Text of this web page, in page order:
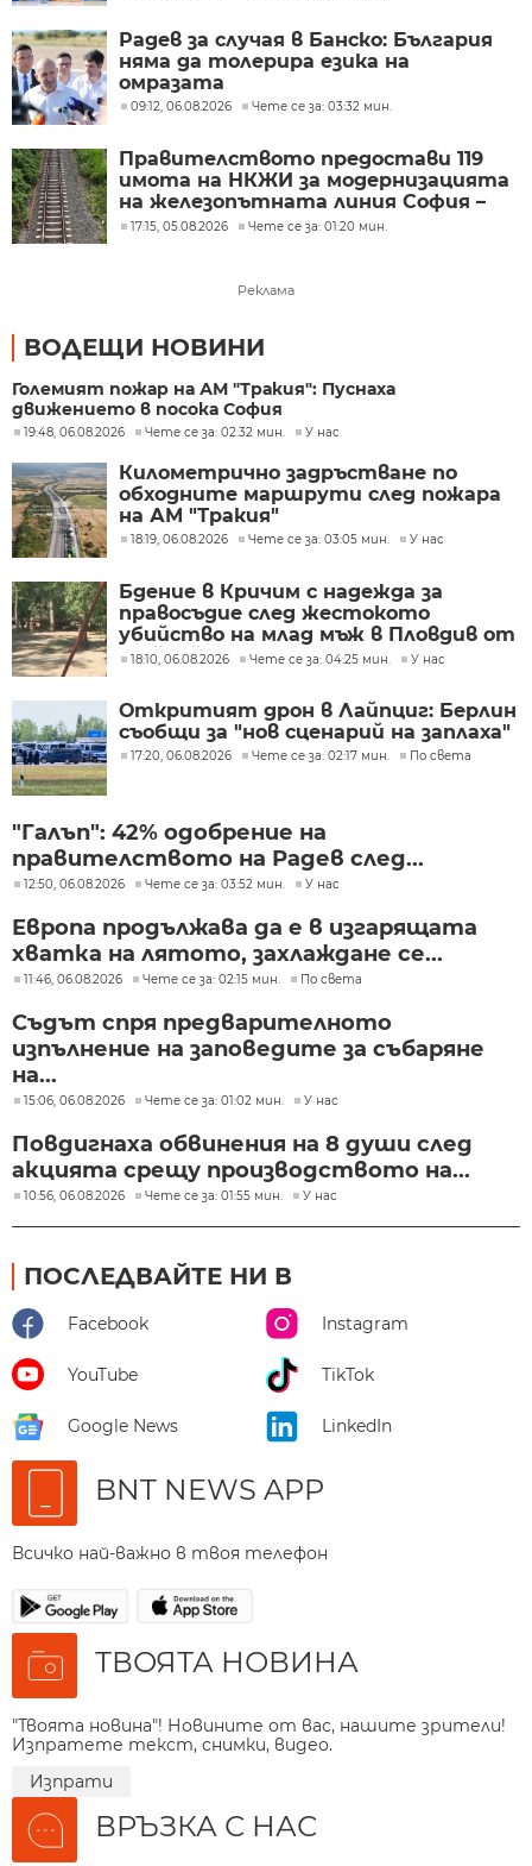
Радев за случая в Банско: България
няма да толерира езика на
омразата
09:12, 06.08.2026 Чете се за: 03:32 мин.
Правителството предостави 119
имота на НКЖИ за модернизацията
на железопътната линия София –
Пловдив
17:15, 05.08.2026 Чете се за: 01:20 мин.
Реклама
ВОДЕЩИ НОВИНИ
Големият пожар на АМ "Тракия": Пуснаха
движението в посока София
19:48, 06.08.2026 Чете се за: 02:32 мин. У нас
Километрично задръстване по
обходните маршрути след пожара
на АМ "Тракия"
18:19, 06.08.2026 Чете се за: 03:05 мин. У нас
Бдение в Кричим с надежда за
правосъдие след жестокото
убийство на млад мъж в Пловдив от
тийнейджъри
18:10, 06.08.2026 Чете се за: 04:25 мин. У нас
Откритият дрон в Лайпциг: Берлин
съобщи за "нов сценарий на заплаха"
17:20, 06.08.2026 Чете се за: 02:17 мин. По света
"Галъп": 42% одобрение на
правителството на Радев след...
12:50, 06.08.2026 Чете се за: 03:52 мин. У нас
Европа продължава да е в изгарящата
хватка на лятото, захлаждане се...
11:46, 06.08.2026 Чете се за: 02:15 мин. По света
Съдът спря предварителното
изпълнение на заповедите за събаряне
на...
15:06, 06.08.2026 Чете се за: 01:02 мин. У нас
Повдигнаха обвинения на 8 души след
акцията срещу производството на...
10:56, 06.08.2026 Чете се за: 01:55 мин. У нас
ПОСЛЕДВАЙТЕ НИ В
Facebook Instagram
YouTube TikTok
Google News LinkedIn
BNT NEWS APP
Всичко най-важно в твоя телефон
ТВОЯТА НОВИНА
"Твоята новина"! Новините от вас, нашите зрители!
Изпратете текст, снимки, видео.
Изпрати
ВРЪЗКА С НАС